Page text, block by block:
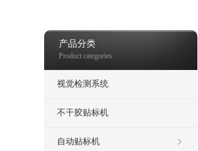
产品分类
Product categories
视觉检测系统
不干胶贴标机
自动贴标机